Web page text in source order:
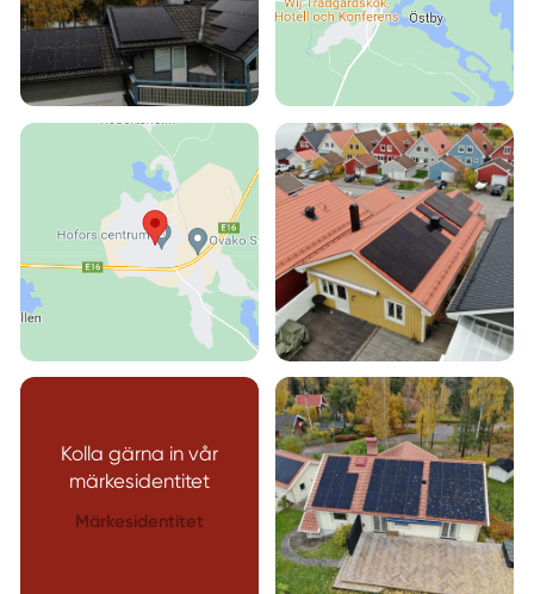
Kolla gärna in vår
märkesidentitet
Märkesidentitet